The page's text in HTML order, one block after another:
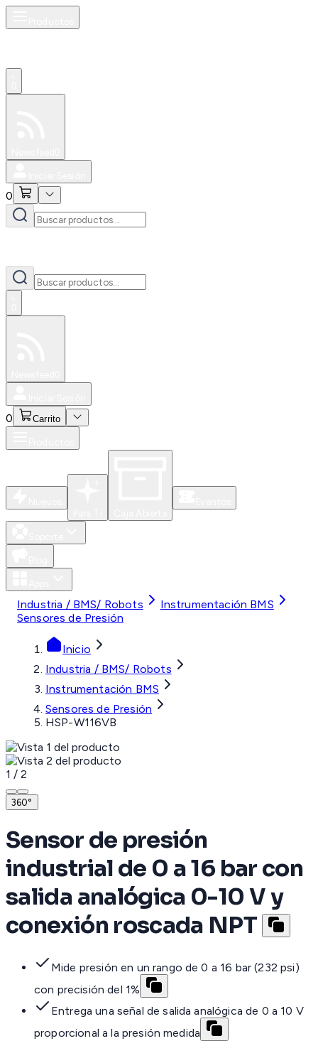
0
0 Carrito
Industria / BMS/ Robots
Instrumentación BMS
Sensores de Presión
Inicio
Industria / BMS/ Robots
Instrumentación BMS
Sensores de Presión
HSP-W116VB
1 / 2
360°
Sensor de presión
industrial de 0 a 16 bar con
salida analógica 0-10 V y
conexión roscada NPT
Mide presión en un rango de 0 a 16 bar (232 psi)
con precisión del 1%
Entrega una señal de salida analógica de 0 a 10 V
proporcional a la presión medida